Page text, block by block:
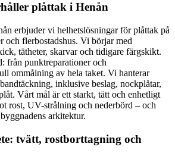
plåttak i Henån
erbjuder vi helhetslösningar för plåttak på
och flerbostadshus. Vi börjar med
tätheter, skarvar och tidigare färgskikt.
från punktreparationer och
ommålning av hela taket. Vi hanterar
inklusive beslag, nockplåtar,
Vårt mål är ett starkt, tätt och enhetligt
rost, UV-strålning och nederbörd – och
arkitektur.
tvätt, rostborttagning och